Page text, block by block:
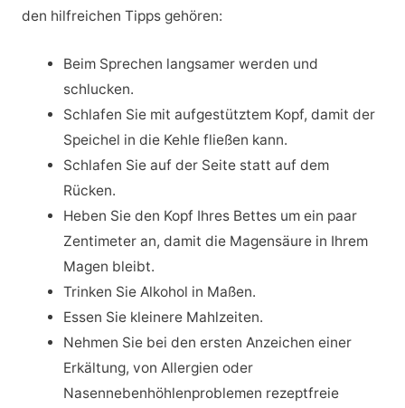
den hilfreichen Tipps gehören:
Beim Sprechen langsamer werden und
schlucken.
Schlafen Sie mit aufgestütztem Kopf, damit der
Speichel in die Kehle fließen kann.
Schlafen Sie auf der Seite statt auf dem
Rücken.
Heben Sie den Kopf Ihres Bettes um ein paar
Zentimeter an, damit die Magensäure in Ihrem
Magen bleibt.
Trinken Sie Alkohol in Maßen.
Essen Sie kleinere Mahlzeiten.
Nehmen Sie bei den ersten Anzeichen einer
Erkältung, von Allergien oder
Nasennebenhöhlenproblemen rezeptfreie